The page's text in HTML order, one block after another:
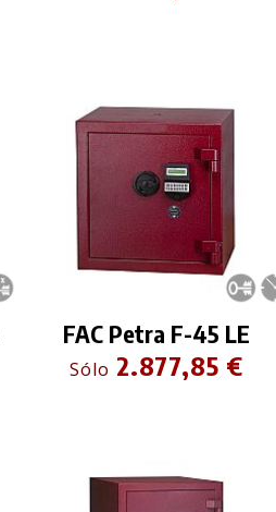
FAC Petra F-45 LE
Sólo 2.877,85 €